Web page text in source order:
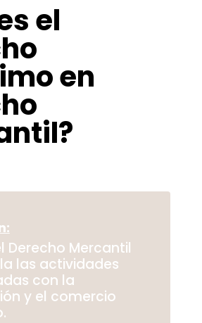
el
en
Derecho Mercantil
las actividades
con la
y el comercio